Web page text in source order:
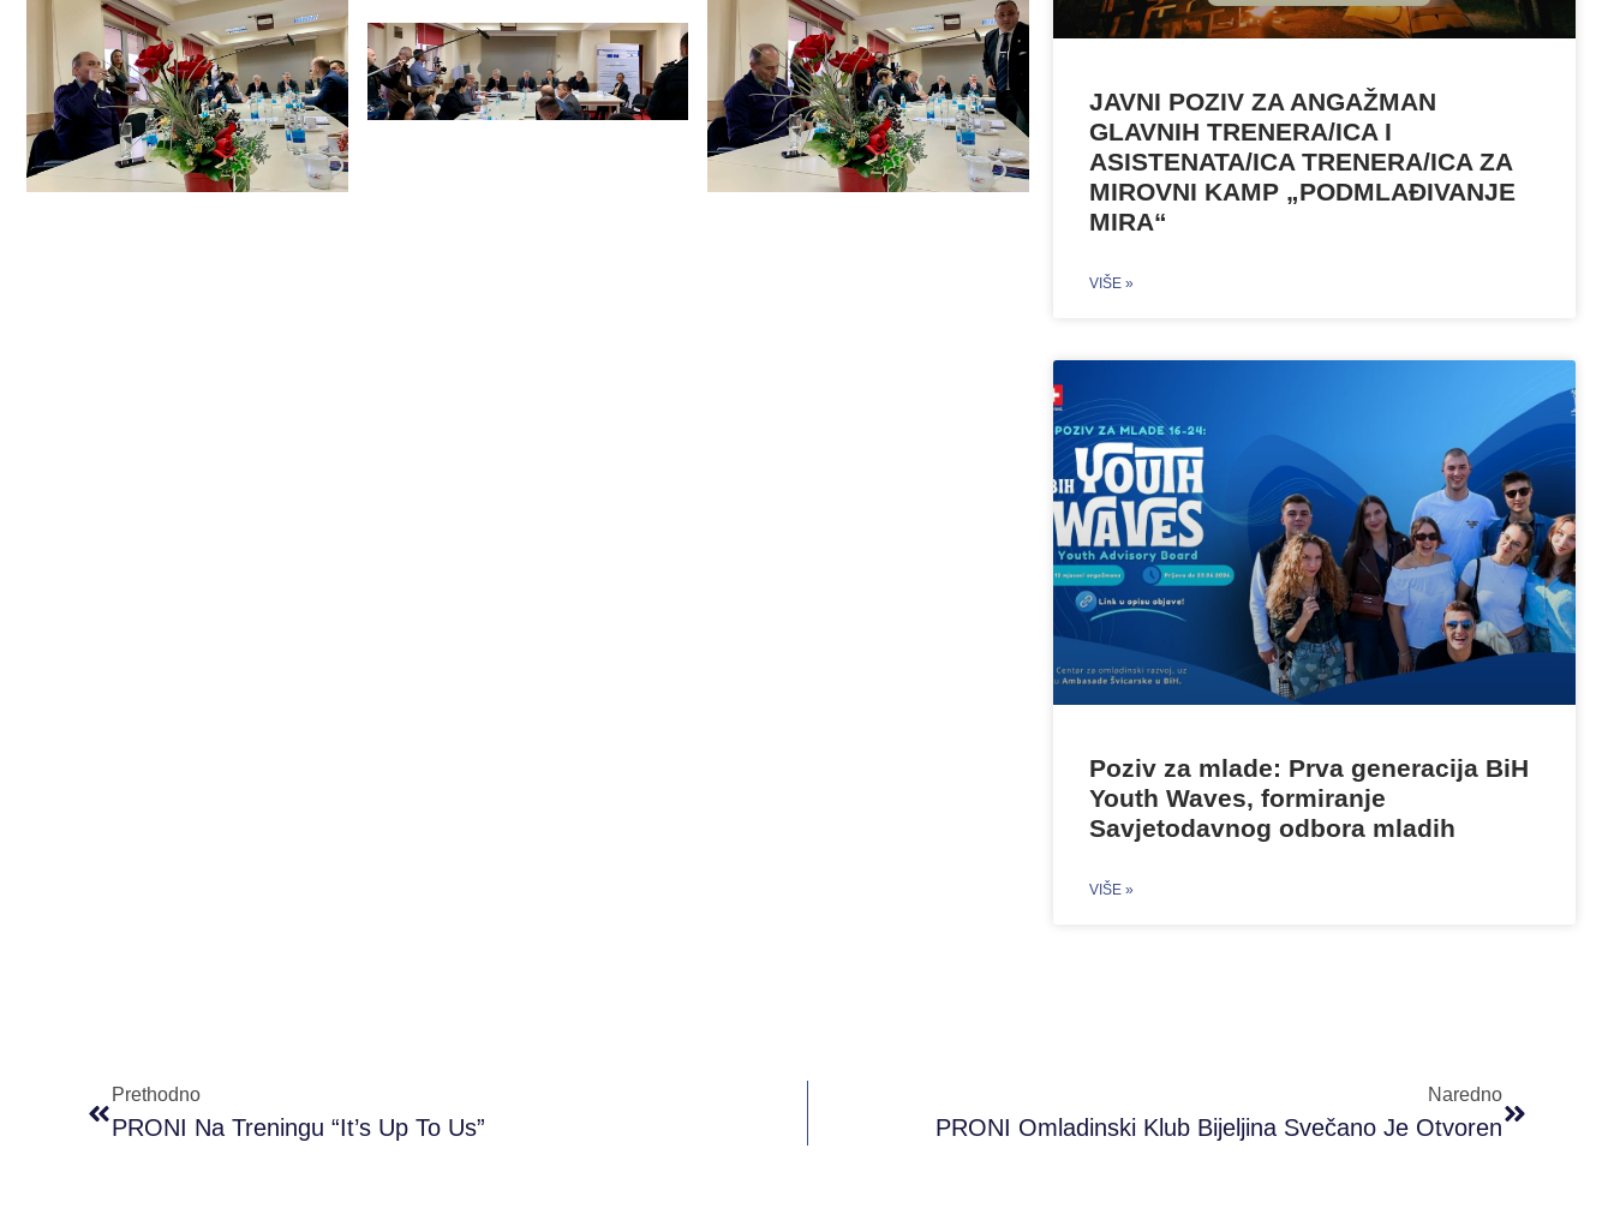
JAVNI POZIV ZA ANGAŽMAN
GLAVNIH TRENERA/ICA I
ASISTENATA/ICA TRENERA/ICA ZA
MIROVNI KAMP „PODMLAĐIVANJE
MIRA“
VIŠE »
Poziv za mlade: Prva generacija BiH
Youth Waves, formiranje
Savjetodavnog odbora mladih
VIŠE »
Prethodno
PRONI Na Treningu “It’s Up To Us”
Naredno
PRONI Omladinski Klub Bijeljina Svečano Je Otvoren